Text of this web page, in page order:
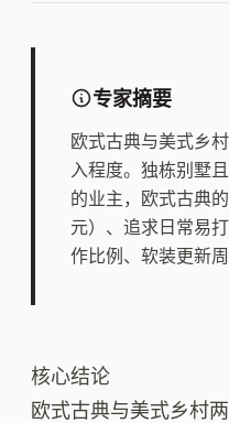
专家摘要
欧式古典与美式乡
入程度。独栋别墅
的业主，欧式古典
元）、追求日常易
作比例、软装更新周
核心结论
欧式古典与美式乡村